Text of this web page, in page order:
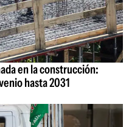
en la construcción:
hasta 2031